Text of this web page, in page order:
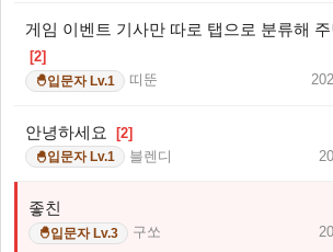
게임 이벤트 기사만 따로 탭으로 분류해
[2]
🐣입문자 Lv.1 띠뚠
안녕하세요 [2]
🐣입문자 Lv.1 블렌디
좋친
🐣입문자 Lv.3 구쏘